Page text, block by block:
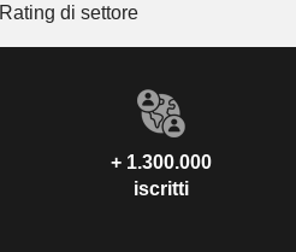
Rating di settore
+ 1.300.000
iscritti